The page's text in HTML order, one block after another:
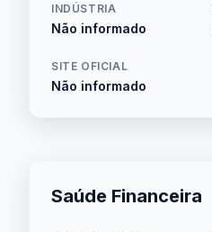
INDÚSTRIA
Não informado
SITE OFICIAL
Não informado
Saúde Financeira